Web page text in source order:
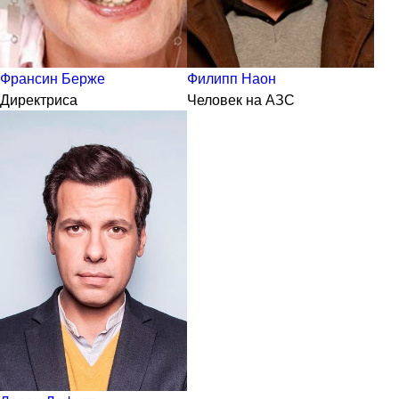
Франсин Берже
Директриса
Филипп Наон
Человек на АЗС